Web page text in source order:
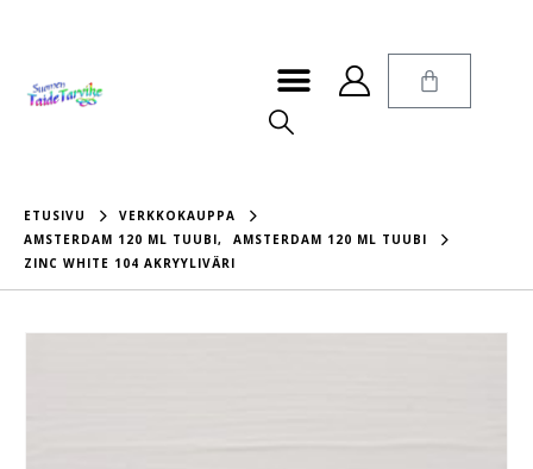
ETUSIVU
VERKKOKAUPPA
AMSTERDAM 120 ML TUUBI,
AMSTERDAM 120 ML TUUBI
ZINC WHITE 104 AKRYYLIVÄRI